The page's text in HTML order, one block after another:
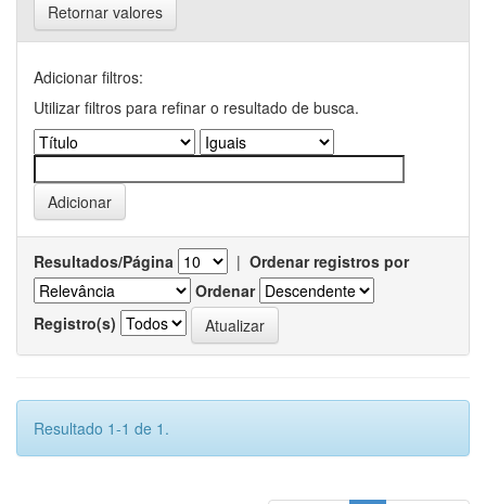
Retornar valores
Adicionar filtros:
Utilizar filtros para refinar o resultado de busca.
Resultados/Página | Ordenar registros por
Ordenar
Registro(s)
Resultado 1-1 de 1.